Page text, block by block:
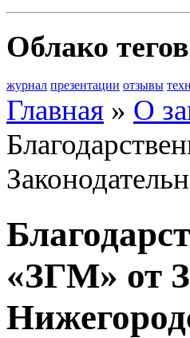
Облако тегов
журнал презентации отзывы
Главная » О
«ЗГМ» от